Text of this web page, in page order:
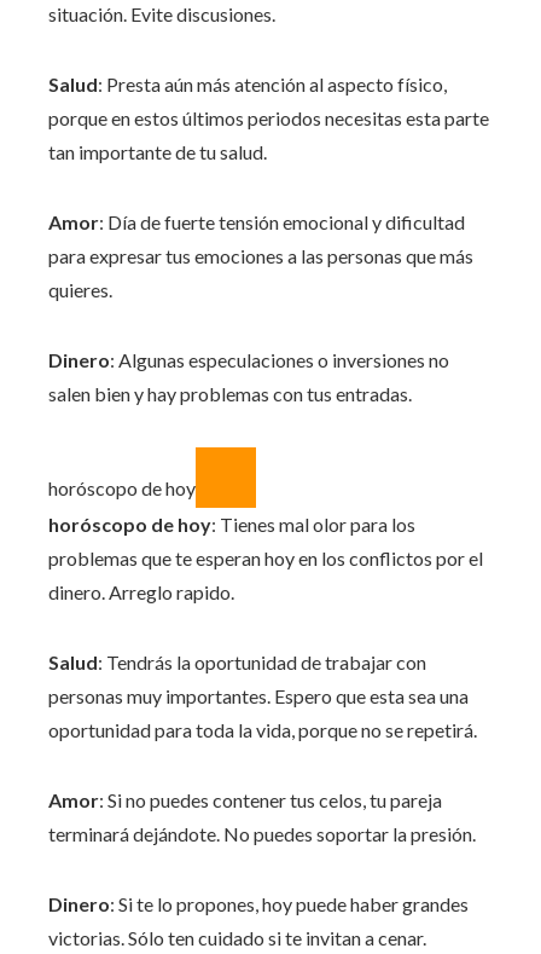
situación. Evite discusiones.
Salud: Presta aún más atención al aspecto físico,
porque en estos últimos periodos necesitas esta parte
tan importante de tu salud.
Amor: Día de fuerte tensión emocional y dificultad
para expresar tus emociones a las personas que más
quieres.
Dinero: Algunas especulaciones o inversiones no
salen bien y hay problemas con tus entradas.
horóscopo de hoy
horóscopo de hoy: Tienes mal olor para los
problemas que te esperan hoy en los conflictos por el
dinero. Arreglo rapido.
Salud: Tendrás la oportunidad de trabajar con
personas muy importantes. Espero que esta sea una
oportunidad para toda la vida, porque no se repetirá.
Amor: Si no puedes contener tus celos, tu pareja
terminará dejándote. No puedes soportar la presión.
Dinero: Si te lo propones, hoy puede haber grandes
victorias. Sólo ten cuidado si te invitan a cenar.